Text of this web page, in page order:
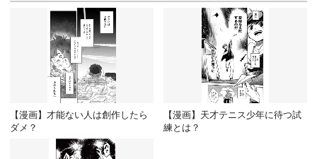
【漫画】才能ない人は創作したら
ダメ？
【漫画】天才テニス少年に待つ試
練とは？